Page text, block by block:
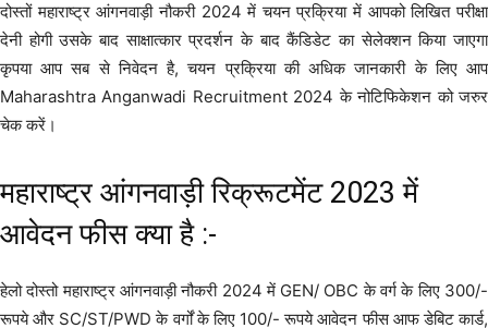
दोस्तों महाराष्ट्र आंगनवाड़ी नौकरी 2024 में चयन प्रक्रिया में आपको लिखित परीक्षा
देनी होगी उसके बाद साक्षात्कार प्रदर्शन के बाद कैंडिडेट का सेलेक्शन किया जाएगा
कृपया आप सब से निवेदन है, चयन प्रक्रिया की अधिक जानकारी के लिए आप
Maharashtra Anganwadi Recruitment 2024 के नोटिफिकेशन को जरुर
चेक करें।
महाराष्ट्र आंगनवाड़ी रिक्रूटमेंट 2023 में
आवेदन फीस क्या है :-
हेलो दोस्तो महाराष्ट्र आंगनवाड़ी नौकरी 2024 में GEN/ OBC के वर्ग के लिए 300/-
रूपये और SC/ST/PWD के वर्गों के लिए 100/- रूपये आवेदन फीस आफ डेबिट कार्ड,